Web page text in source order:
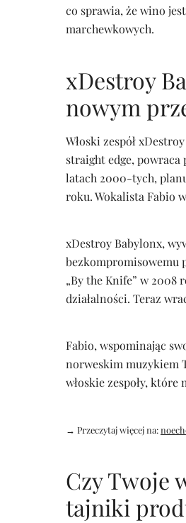
co sprawia, że wino
marchewkowych.
xDestroy
nowym
Włoski zespół
straight edge, powraca
latach 2000-tych,
roku. Wokalista Fabio
xDestroy Babylonx,
bezkompromisowemu
„By the Knife” w 2008
działalności. Teraz
Fabio, wspominając
norweskim muzykiem
włoskie zespoły,
→ Przeczytaj więcej na:
Czy Twoje
tajniki